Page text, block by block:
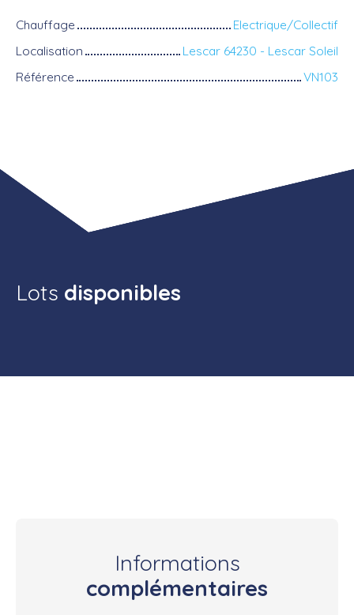
Chauffage
Electrique/Collectif
Localisation
Lescar 64230 - Lescar Soleil
Référence
VN103
Lots disponibles
Informations
complémentaires